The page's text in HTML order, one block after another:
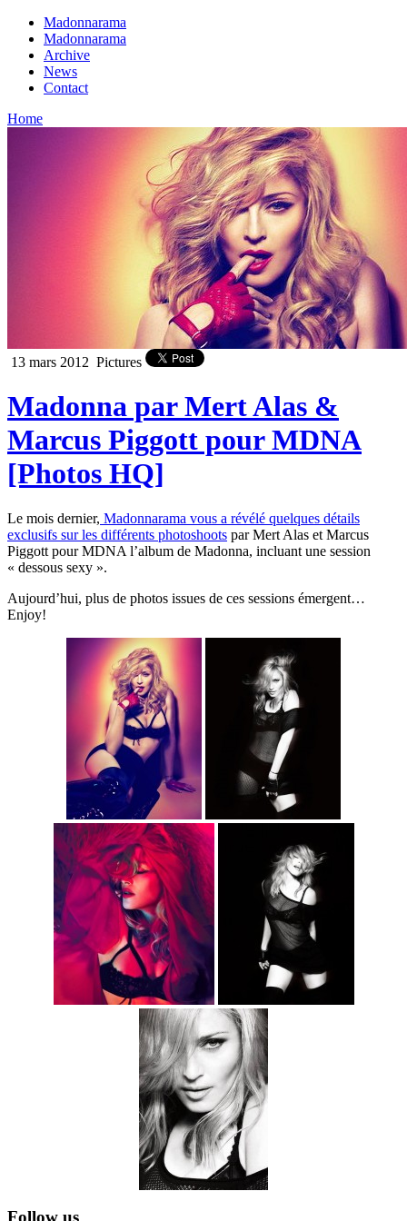
Madonnarama
Madonnarama
Archive
News
Contact
Home
13 mars 2012 Pictures
Madonna par Mert Alas &
Marcus Piggott pour MDNA
[Photos HQ]
Le mois dernier, Madonnarama vous a révélé quelques détails
exclusifs sur les différents photoshoots par Mert Alas et Marcus
Piggott pour MDNA l’album de Madonna, incluant une session
« dessous sexy ».
Aujourd’hui, plus de photos issues de ces sessions émergent…
Enjoy!
Follow us